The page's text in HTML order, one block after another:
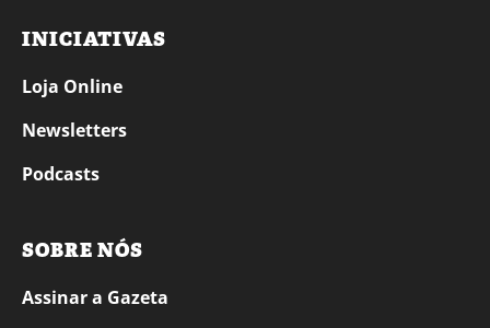
INICIATIVAS
Loja Online
Newsletters
Podcasts
SOBRE NÓS
Assinar a Gazeta